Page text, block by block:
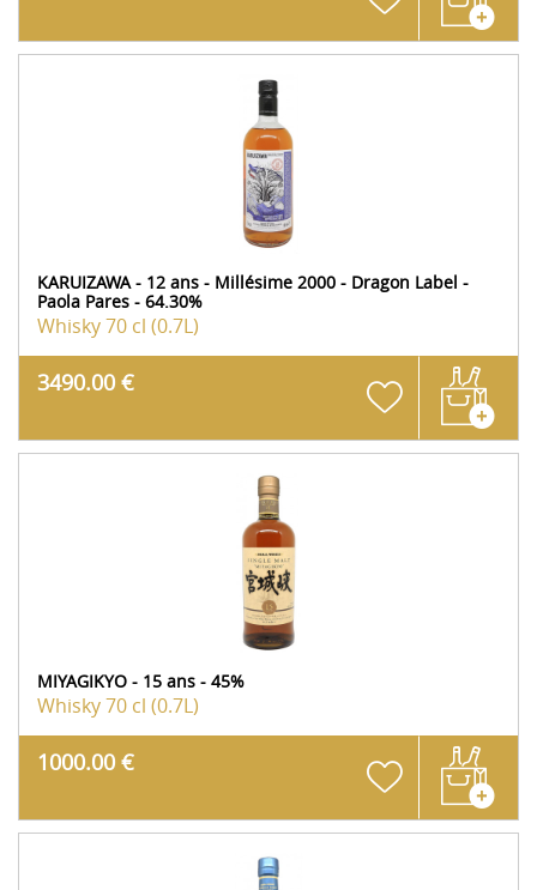
KARUIZAWA - 12 ans - Millésime 2000 - Dragon Label -
Paola Pares - 64.30%
Whisky70 cl (0.7L)
3490.00 €
MIYAGIKYO - 15 ans - 45%
Whisky70 cl (0.7L)
1000.00 €